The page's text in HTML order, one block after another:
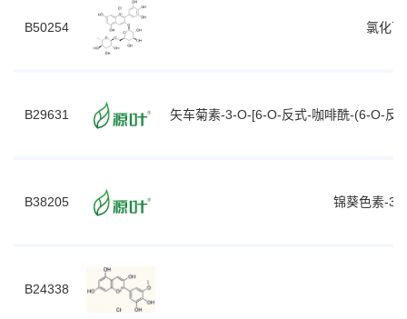
B50254 氯化
B29631 矢车菊素-3-O-[6-O-反式-咖啡酰-(6-O-反
B38205 锦葵色素-3-
B24338